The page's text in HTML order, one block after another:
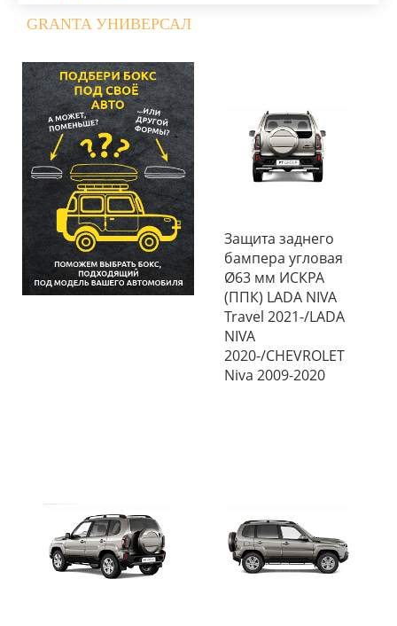
GRANTA УНИВЕРСАЛ
Защита заднего
бампера угловая
Ø63 мм ИСКРА
(ППК) LADA NIVA
Travel 2021-/LADA
NIVA
2020-/CHEVROLET
Niva 2009-2020